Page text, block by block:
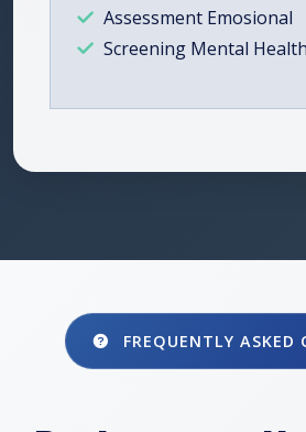
Assessment Emosional
Screening Mental Health
FREQUENTLY ASKED